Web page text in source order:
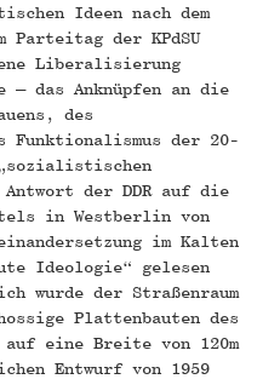
Ideen nach dem
Parteitag der KPdSU
Liberalisierung
– das Anknüpfen an die
des
Funktionalismus der 20-
Antwort der DDR auf die
in Westberlin von
im Kalten
Ideologie“ gelesen
wurde der Straßenraum
Plattenbauten des
auf eine Breite von 120m
Entwurf von 1959